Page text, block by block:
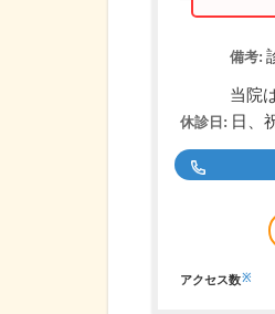
備考:
当院
休診日: 日、
アクセス数※